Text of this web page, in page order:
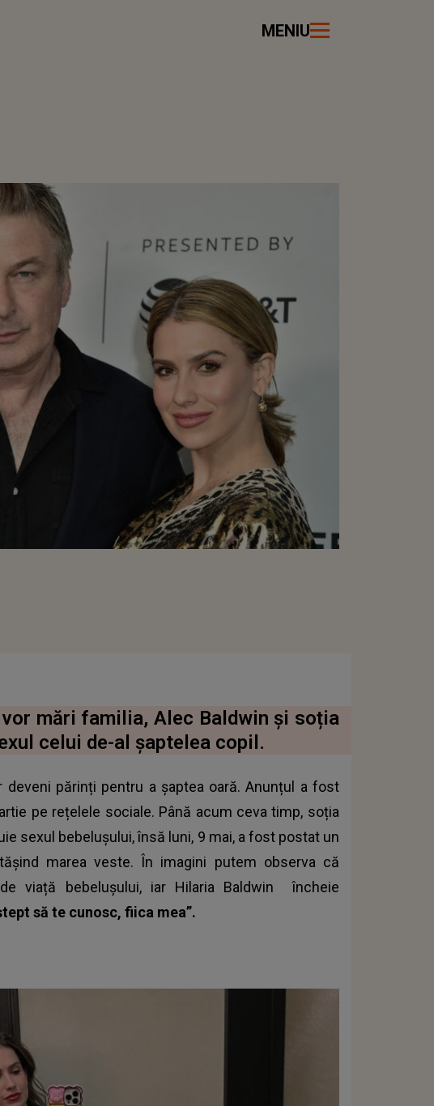
MENIU
mări familia, Alec Baldwin și soția
celui de-al șaptelea copil.
deveni părinți pentru a șaptea oară. Anunțul a fost
pe rețelele sociale. Până acum ceva timp, soția
sexul bebelușului, însă luni, 9 mai, a fost postat un
marea veste. În imagini putem observa că
viață bebelușului, iar Hilaria Baldwin
încheie
să te cunosc, fiica mea”.